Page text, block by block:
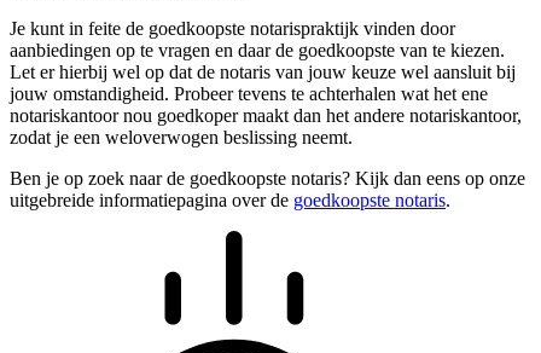
Je kunt in feite de goedkoopste notarispraktijk vinden door
aanbiedingen op te vragen en daar de goedkoopste van te kiezen.
Let er hierbij wel op dat de notaris van jouw keuze wel aansluit bij
jouw omstandigheid. Probeer tevens te achterhalen wat het ene
notariskantoor nou goedkoper maakt dan het andere notariskantoor,
zodat je een weloverwogen beslissing neemt.
Ben je op zoek naar de goedkoopste notaris? Kijk dan eens op onze
uitgebreide informatiepagina over de goedkoopste notaris.